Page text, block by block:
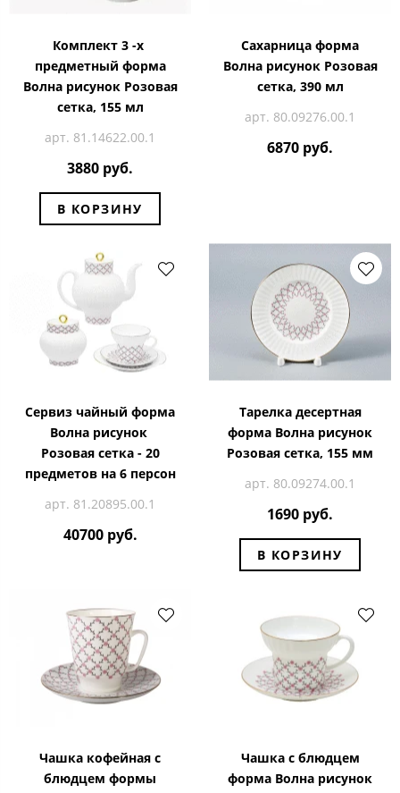
Комплект 3 -х
предметный форма
Волна рисунок Розовая
сетка, 155 мл
арт. 81.14622.00.1
3880 руб.
В КОРЗИНУ
Сахарница форма
Волна рисунок Розовая
сетка, 390 мл
арт. 80.09276.00.1
6870 руб.
Сервиз чайный форма
Волна рисунок
Розовая сетка - 20
предметов на 6 персон
арт. 81.20895.00.1
40700 руб.
Тарелка десертная
форма Волна рисунок
Розовая сетка, 155 мм
арт. 80.09274.00.1
1690 руб.
В КОРЗИНУ
Чашка кофейная с
блюдцем формы
Чашка с блюдцем
форма Волна рисунок